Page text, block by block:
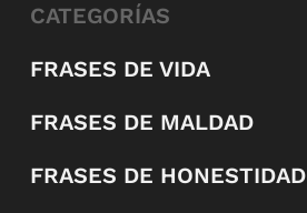
CATEGORÍAS
FRASES DE VIDA
FRASES DE MALDAD
FRASES DE HONESTIDAD